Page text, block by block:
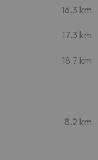
16.3 km
17.3 km
18.7 km
8.2 km